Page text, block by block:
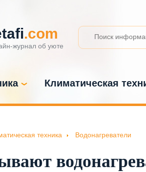
.com
журнал об уюте
Климатическая
техника Водонагреватели